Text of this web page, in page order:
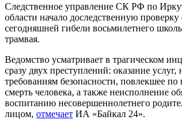
Следственное управление СК РФ по
области начало доследственную проверку
сегодняшней гибели восьмилетнего
трамвая.
Ведомство усматривает в трагическом
сразу двух преступлений: оказание
требованиям безопасности, повлекшее по
смерть человека, а также неисполнение
воспитанию несовершеннолетнего
лицом, отмечает ИА «Байкал 24».